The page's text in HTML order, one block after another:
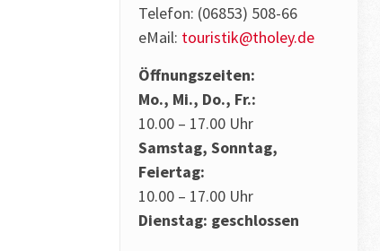
Telefon: (06853) 508-66
eMail: touristik@tholey.de
Öffnungszeiten:
Mo., Mi., Do., Fr.:
10.00 – 17.00 Uhr
Samstag, Sonntag,
Feiertag:
10.00 – 17.00 Uhr
Dienstag: geschlossen